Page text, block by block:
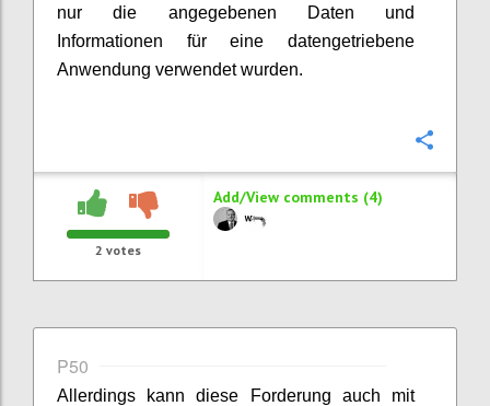
nur die angegebenen Daten und
Informationen für eine datengetriebene
Anwendung verwendet wurden.
2 votes
Add/View comments (4)
P50
Allerdings kann diese Forderung auch mit